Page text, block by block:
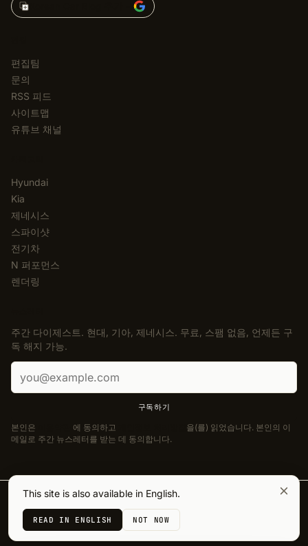
Korean Car Blog 추가 →
편집팀
문의
RSS 피드
사이트맵
유튜브 채널
Hyundai
Kia
제네시스
스파이샷
전기차
N 퍼포먼스
렌더링
주간 다이제스트. 현대, 기아, 제네시스. 무료, 스팸 없음, 언제든 구
독 해지 가능.
이메일 주소
구독하기
본인은 에 동의하고
을(를) 읽었습니다. 본인의 이
메일로 주간 뉴스레터를 받는 데 동의합니다.
© 2026 Korean Car Blog. 모든 권리 보유.
Designed byJ. Aguilera
개인정보 처리방침쿠키 이용약관 법적 정보
개인정보 선택 사항쿠키 설정
This site is also available in English.
READ IN ENGLISH NOT NOW